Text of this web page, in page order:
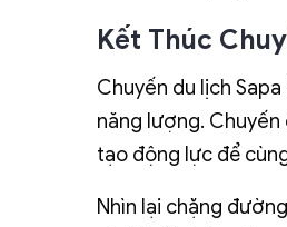
Kết Thúc
Chuyến du lịch
năng lượng.
tạo động lực để
Nhìn lại chặng